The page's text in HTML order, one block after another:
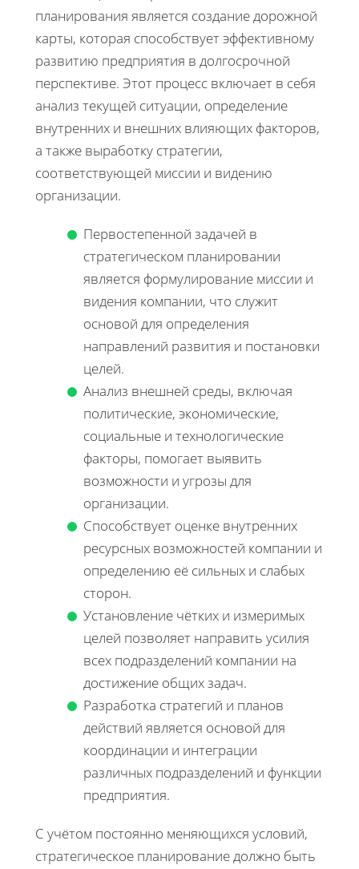
планирования является создание дорожной
карты, которая способствует эффективному
развитию предприятия в долгосрочной
перспективе. Этот процесс включает в себя
анализ текущей ситуации, определение
внутренних и внешних влияющих факторов,
а также выработку стратегии,
соответствующей миссии и видению
организации.
Первостепенной задачей в
стратегическом планировании
является формулирование миссии и
видения компании, что служит
основой для определения
направлений развития и постановки
целей.
Анализ внешней среды, включая
политические, экономические,
социальные и технологические
факторы, помогает выявить
возможности и угрозы для
организации.
Способствует оценке внутренних
ресурсных возможностей компании и
определению её сильных и слабых
сторон.
Установление чётких и измеримых
целей позволяет направить усилия
всех подразделений компании на
достижение общих задач.
Разработка стратегий и планов
действий является основой для
координации и интеграции
различных подразделений и функции
предприятия.
С учётом постоянно меняющихся условий,
стратегическое планирование должно быть